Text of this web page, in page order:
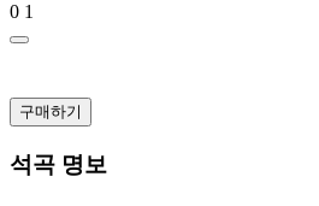
0 1
구매하기
석곡 명보